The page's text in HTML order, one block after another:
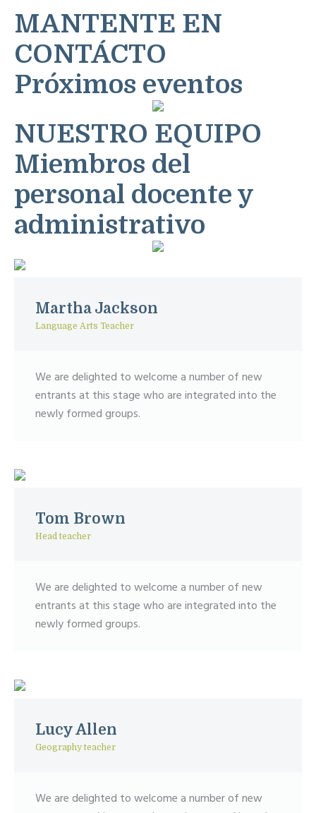
MANTENTE EN
CONTÁCTO
Próximos eventos
NUESTRO EQUIPO
Miembros del
personal docente y
administrativo
Martha Jackson
Language Arts Teacher
We are delighted to welcome a number of new
entrants at this stage who are integrated into the
newly formed groups.
Tom Brown
Head teacher
We are delighted to welcome a number of new
entrants at this stage who are integrated into the
newly formed groups.
Lucy Allen
Geography teacher
We are delighted to welcome a number of new